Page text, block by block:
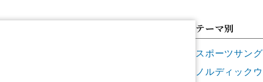
テーマ別
スポーツサン
ノルディック